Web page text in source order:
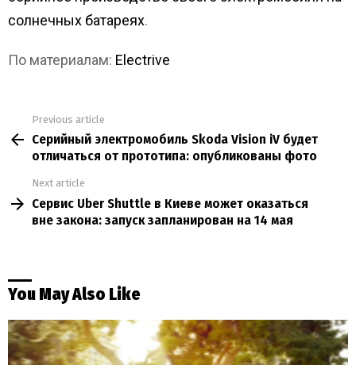
солнечных батареях.
По материалам: Electrive
more
Previous article
Серийный электромобиль Skoda Vision iV будет
отличаться от прототипа: опубликованы фото
Next article
Сервис Uber Shuttle в Киеве может оказаться
вне закона: запуск запланирован на 14 мая
You May Also Like